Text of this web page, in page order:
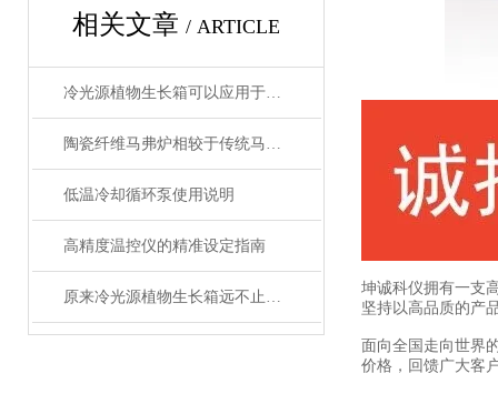
相关文章 / ARTICLE
冷光源植物生长箱可以应用于各种植物的生长
陶瓷纤维马弗炉相较于传统马弗炉有哪些提升？
低温冷却循环泵使用说明
高精度温控仪的精准设定指南
原来冷光源植物生长箱远不止那么简单
坤诚科仪拥有一支
坚持以高品质的产
面向全国走向世界
价格，回馈广大客